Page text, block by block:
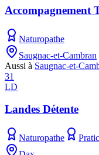
Accompagnement
Naturopathe
Saugnac-et-Cambran
Aussi à Saugnac-et-
31
LD
Landes Détente
Naturopathe